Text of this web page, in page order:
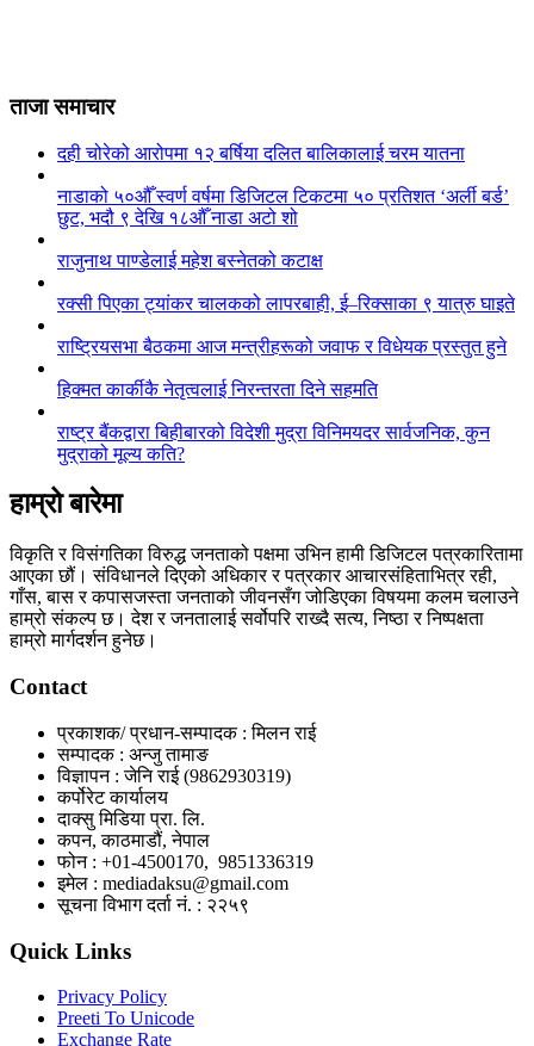
ताजा समाचार
दही चोरेको आरोपमा १२ बर्षिया दलित बालिकालाई चरम यातना
नाडाको ५०औँ स्वर्ण वर्षमा डिजिटल टिकटमा ५० प्रतिशत ‘अर्ली बर्ड’
छुट, भदौ ९ देखि १८औँ नाडा अटो शो
राजुनाथ पाण्डेलाई महेश बस्नेतको कटाक्ष
रक्सी पिएका ट्यांकर चालकको लापरबाही, ई–रिक्साका ९ यात्रु घाइते
राष्ट्रियसभा बैठकमा आज मन्त्रीहरूको जवाफ र विधेयक प्रस्तुत हुने
हिक्मत कार्कीकै नेतृत्वलाई निरन्तरता दिने सहमति
राष्ट्र बैंकद्वारा बिहीबारको विदेशी मुद्रा विनिमयदर सार्वजनिक, कुन
मुद्राको मूल्य कति?
हाम्रो बारेमा
विकृति र विसंगतिका विरुद्ध जनताको पक्षमा उभिन हामी डिजिटल पत्रकारितामा
आएका छौं। संविधानले दिएको अधिकार र पत्रकार आचारसंहिताभित्र रही,
गाँस, बास र कपासजस्ता जनताको जीवनसँग जोडिएका विषयमा कलम चलाउने
हाम्रो संकल्प छ। देश र जनतालाई सर्वोपरि राख्दै सत्य, निष्ठा र निष्पक्षता
हाम्रो मार्गदर्शन हुनेछ।
Contact
प्रकाशक/ प्रधान-सम्पादक : मिलन राई
सम्पादक : अन्जु तामाङ
विज्ञापन : जेनि राई (9862930319)
कर्पोरेट कार्यालय
दाक्सु मिडिया प्रा. लि.
कपन, काठमाडौं, नेपाल
फोन : +01-4500170, 9851336319
इमेल : mediadaksu@gmail.com
सूचना विभाग दर्ता नं. : २२५९
Quick Links
Privacy Policy
Preeti To Unicode
Exchange Rate